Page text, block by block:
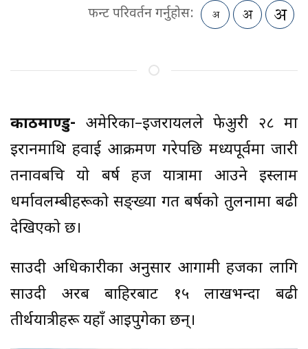
फन्ट परिवर्तन गर्नुहोस:
काठमाण्डु- अमेरिका–इजरायलले फेब्रुअरी २८ मा
इरानमाथि हवाई आक्रमण गरेपछि मध्यपूर्वमा जारी
तनावबचि यो बर्ष हज यात्रामा आउने इस्लाम
धर्मावलम्बीहरूको सङ्ख्या गत बर्षको तुलनामा बढी
देखिएको छ।
साउदी अधिकारीका अनुसार आगामी हजका लागि
साउदी अरब बाहिरबाट १५ लाखभन्दा बढी
तीर्थयात्रीहरू यहाँ आइपुगेका छन्।